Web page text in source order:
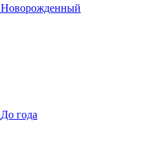
Новорожденный
До года